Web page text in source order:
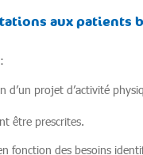
aux patients
d’un projet d’activité
être prescrites.
fonction des besoins